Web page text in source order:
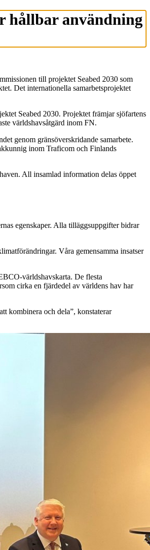
hållbar användning
till projektet Seabed 2030 som
Det internationella samarbetsprojektet
Seabed 2030. Projektet främjar sjöfartens
världshavsåtgärd inom FN.
genom gränsöverskridande samarbete.
inom Traficom och Finlands
All insamlad information delas öppet
egenskaper. Alla tilläggsuppgifter bidrar
Våra gemensamma insatser
världshavskarta. De flesta
cirka en fjärdedel av världens hav har
kombinera och dela”, konstaterar